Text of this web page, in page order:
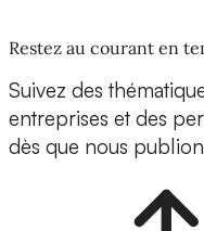
Restez au courant en
Suivez des
entreprises et des
dès que nous